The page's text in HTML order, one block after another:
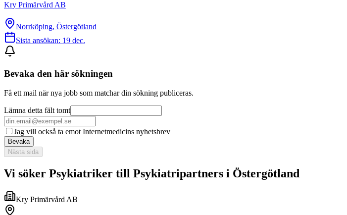
Kry Primärvård AB
Norrköping, Östergötland
Sista ansökan: 19 dec.
Bevaka den här sökningen
Få ett mail när nya jobb som matchar din sökning publiceras.
Lämna detta fält tomt
Jag vill också ta emot Internetmedicins nyhetsbrev
Bevaka
Nästa sida
Vi söker Psykiatriker till Psykiatripartners i Östergötland
Kry Primärvård AB